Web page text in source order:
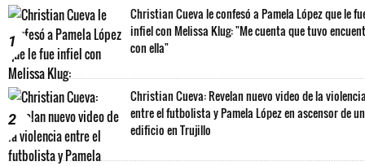
1
Christian Cueva le confesó a Pamela López que le
infiel con Melissa Klug: "Me cuenta que tuvo
con ella"
2
Christian Cueva: Revelan nuevo video de la
entre el futbolista y Pamela López en ascensor de un
edificio en Trujillo